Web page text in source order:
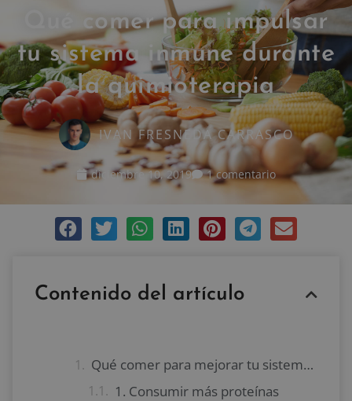
Qué comer para impulsar
tu sistema inmune durante
la quimioterapia
IVAN FRESNEDA CARRASCO
diciembre 10, 2019 1 comentario
Contenido del artículo
Qué comer para mejorar tu sistema inmune
1. Consumir más proteínas